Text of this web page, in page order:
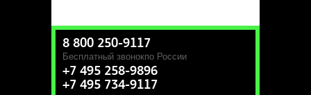
8 800 250-9117
Бесплатный звонокпо России
+7 495 258-9896
+7 495 734-9117